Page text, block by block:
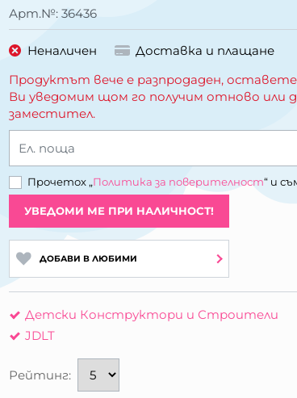
Арт.№: 36436
Неналичен
Доставка и плащане
Продуктът вече е разпродаден,
Ви уведомим щом го получим отново или
заместител.
Ел. поща
Прочетох „Политика за поверителност“ и
УВЕДОМИ МЕ ПРИ НАЛИЧНОСТ!
ДОБАВИ В ЛЮБИМИ
Детски Конструктори и Строители
JDLT
Рейтинг: